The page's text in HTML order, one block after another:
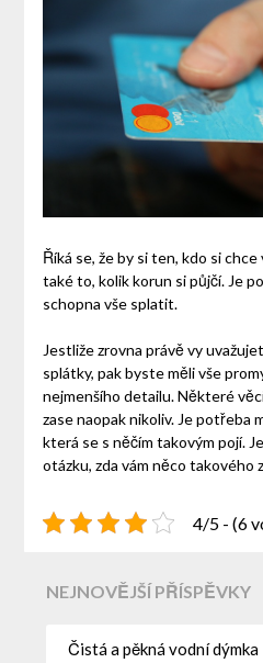
Říká se, že by si ten, kdo si
také to, kolik korun si půjčí. Je
schopna vše splatit.
Jestliže zrovna právě vy
splátky, pak byste měli vše
nejmenšího detailu. Některé
zase naopak nikoliv. Je potřeba
která se s něčím takovým pojí.
otázku, zda vám něco takového
4/5 - (6
NEJNOVĚJŠÍ PŘÍSPĚVKY
Čistá a pěkná vodní dýmka